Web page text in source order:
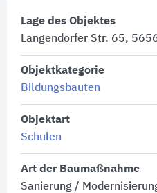
Lage des Objektes
Langendorfer Str. 65,
Objektkategorie
Bildungsbauten
Objektart
Schulen
Art der Baumaßnahme
Sanierung /